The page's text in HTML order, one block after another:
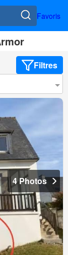
Favoris
Filtres
4 Photos